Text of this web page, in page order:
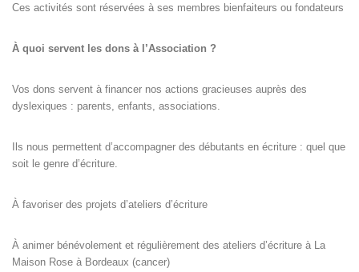
Ces activités sont réservées à ses membres bienfaiteurs ou fondateurs
À quoi servent les dons à l’Association ?
Vos dons servent à financer nos actions gracieuses auprès des
dyslexiques : parents, enfants, associations.
Ils nous permettent d’accompagner des débutants en écriture : quel que
soit le genre d’écriture.
À favoriser des projets d’ateliers d’écriture
À animer bénévolement et régulièrement des ateliers d’écriture à La
Maison Rose à Bordeaux (cancer)